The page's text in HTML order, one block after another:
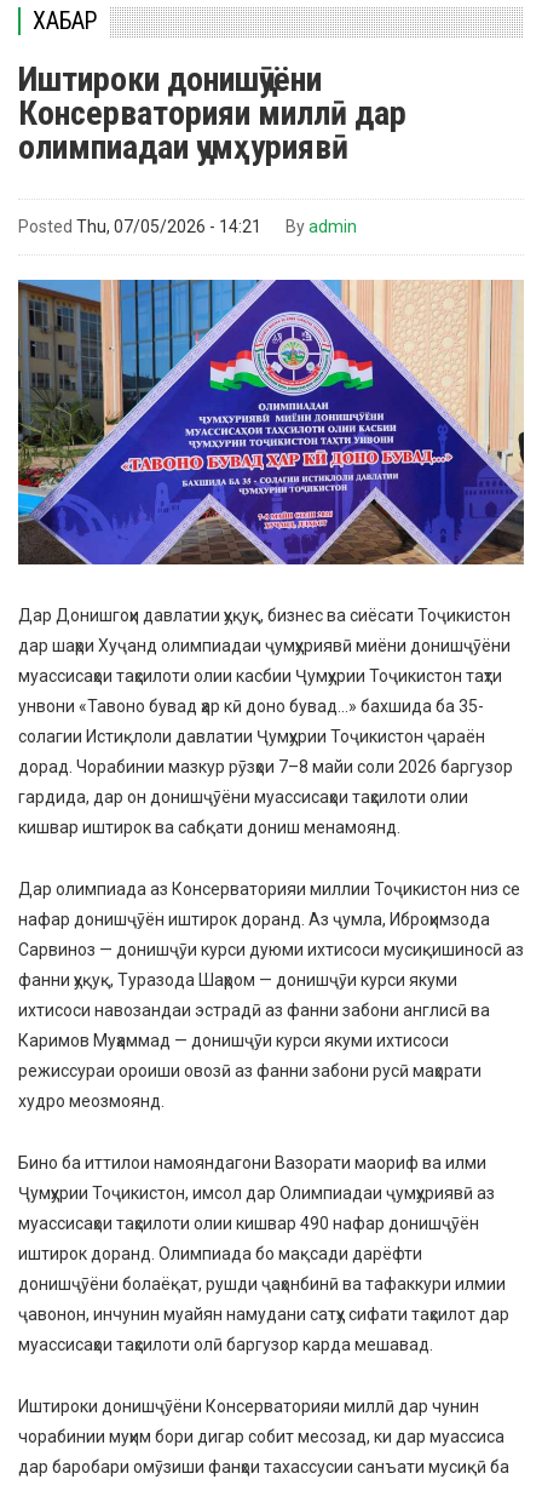
ХАБАР
Иштироки донишҷӯёни
Консерваторияи миллӣ дар
олимпиадаи ҷумҳуриявӣ
Posted Thu, 07/05/2026 - 14:21 Byadmin
Дар Донишгоҳи давлатии ҳуқуқ, бизнес ва сиёсати Тоҷикистон
дар шаҳри Хуҷанд олимпиадаи ҷумҳуриявӣ миёни донишҷӯёни
муассисаҳои таҳсилоти олии касбии Ҷумҳурии Тоҷикистон таҳти
унвони «Тавоно бувад ҳар кӣ доно бувад...» бахшида ба 35-
солагии Истиқлоли давлатии Ҷумҳурии Тоҷикистон ҷараён
дорад. Чорабинии мазкур рӯзҳои 7–8 майи соли 2026 баргузор
гардида, дар он донишҷӯёни муассисаҳои таҳсилоти олии
кишвар иштирок ва сабқати дониш менамоянд.
Дар олимпиада аз Консерваторияи миллии Тоҷикистон низ се
нафар донишҷӯён иштирок доранд. Аз ҷумла, Иброҳимзода
Сарвиноз — донишҷӯи курси дуюми ихтисоси мусиқишиносӣ аз
фанни ҳуқуқ, Туразода Шаҳром — донишҷӯи курси якуми
ихтисоси навозандаи эстрадӣ аз фанни забони англисӣ ва
Каримов Муҳаммад — донишҷӯи курси якуми ихтисоси
режиссураи ороиши овозӣ аз фанни забони русӣ маҳорати
худро меозмоянд.
Бино ба иттилои намояндагони Вазорати маориф ва илми
Ҷумҳурии Тоҷикистон, имсол дар Олимпиадаи ҷумҳуриявӣ аз
муассисаҳои таҳсилоти олии кишвар 490 нафар донишҷӯён
иштирок доранд. Олимпиада бо мақсади дарёфти
донишҷӯёни болаёқат, рушди ҷаҳонбинӣ ва тафаккури илмии
ҷавонон, инчунин муайян намудани сатҳу сифати таҳсилот дар
муассисаҳои таҳсилоти олӣ баргузор карда мешавад.
Иштироки донишҷӯёни Консерваторияи миллӣ дар чунин
чорабинии муҳим бори дигар собит месозад, ки дар муассиса
дар баробари омӯзиши фанҳои тахассусии санъати мусиқӣ ба